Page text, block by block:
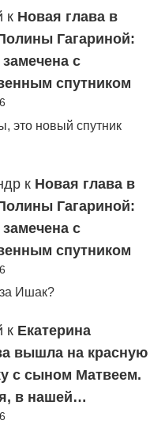
к Новая глава в
Гагариной:
с
спутником
это новый спутник
к Новая глава в
Гагариной:
с
спутником
Ишак?
к Екатерина
вышла на красную
с сыном Матвеем.
в нашей…